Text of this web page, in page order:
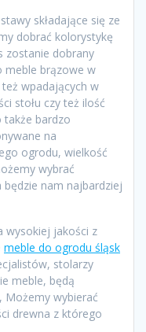
składające się ze
dobrać kolorystykę
zostanie dobrany
meble brązowe w
wpadających w
stołu czy też ilość
także bardzo
na
ogrodu, wielkość
wybrać
będzie nam najbardziej
wysokiej jakości z
meble do ogrodu śląsk
stolarzy
meble, będą
Możemy wybierać
drewna z którego